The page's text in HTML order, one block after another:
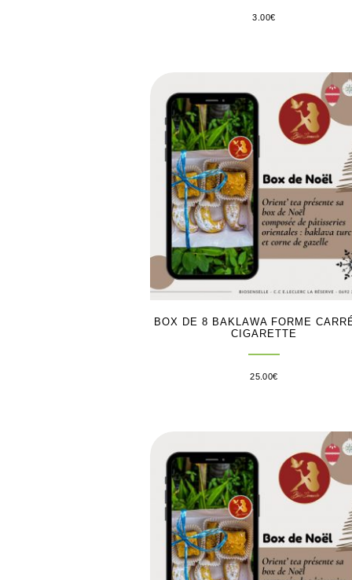
3.00€
BOX DE 8 BAKLAWA FORME
CIGARETTE
25.00€